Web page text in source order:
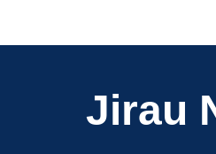
Jirau